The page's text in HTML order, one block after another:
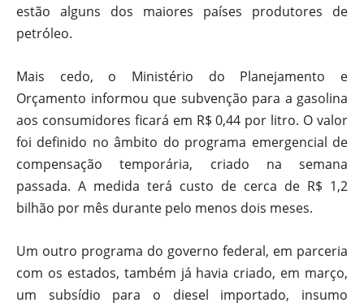
estão alguns dos maiores países produtores de
petróleo.
Mais cedo, o Ministério do Planejamento e
Orçamento informou que subvenção para a gasolina
aos consumidores ficará em R$ 0,44 por litro. O valor
foi definido no âmbito do programa emergencial de
compensação temporária, criado na semana
passada. A medida terá custo de cerca de R$ 1,2
bilhão por mês durante pelo menos dois meses.
Um outro programa do governo federal, em parceria
com os estados, também já havia criado, em março,
um subsídio para o diesel importado, insumo